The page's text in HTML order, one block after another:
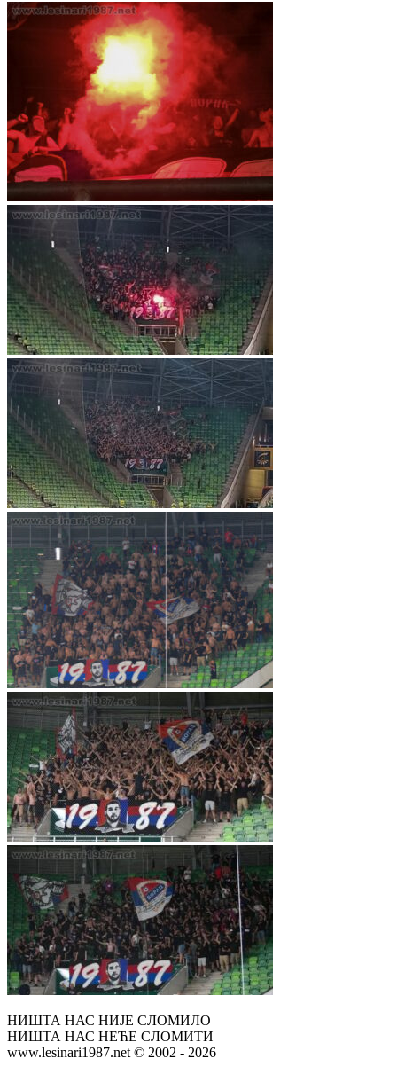
НИШТА НАС НИЈЕ СЛОМИЛО
НИШТА НАС НЕЋЕ СЛОМИТИ
www.lesinari1987.net © 2002 - 2026